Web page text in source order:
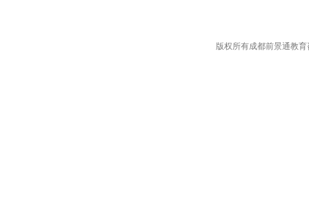
版权所有成都前景通教